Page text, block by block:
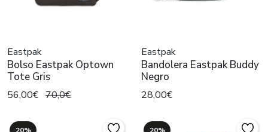
Eastpak
Bolso Eastpak Optown
Tote Gris
56,00€ 70,0€
Eastpak
Bandolera Eastpak Buddy
Negro
28,00€
20% 20%